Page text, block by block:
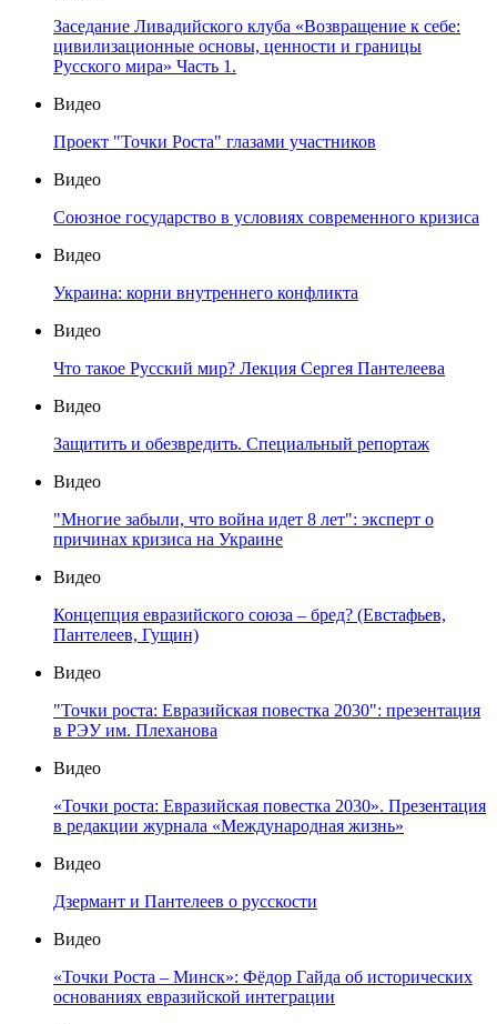
Заседание Ливадийского клуба «Возвращение к себе:
цивилизационные основы, ценности и границы
Русского мира» Часть 1.
Видео
Проект "Точки Роста" глазами участников
Видео
Союзное государство в условиях современного кризиса
Видео
Украина: корни внутреннего конфликта
Видео
Что такое Русский мир? Лекция Сергея Пантелеева
Видео
Защитить и обезвредить. Специальный репортаж
Видео
"Многие забыли, что война идет 8 лет": эксперт о
причинах кризиса на Украине
Видео
Концепция евразийского союза – бред? (Евстафьев,
Пантелеев, Гущин)
Видео
"Точки роста: Евразийская повестка 2030": презентация
в РЭУ им. Плеханова
Видео
«Точки роста: Евразийская повестка 2030». Презентация
в редакции журнала «Международная жизнь»
Видео
Дзермант и Пантелеев о русскости
Видео
«Точки Роста – Минск»: Фёдор Гайда об исторических
основаниях евразийской интеграции